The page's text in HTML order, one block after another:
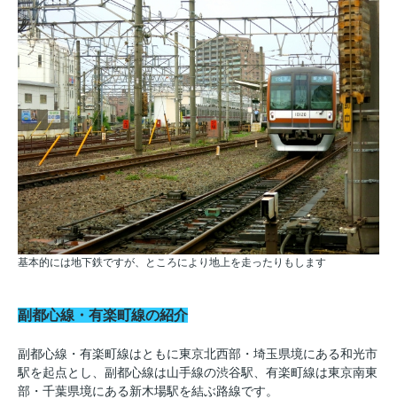
基本的には地下鉄ですが、ところにより地上を走ったりもします
副都心線・有楽町線の紹介
副都心線・有楽町線はともに東京北西部・埼玉県境にある和光市
駅を起点とし、副都心線は山手線の渋谷駅、有楽町線は東京南東
部・千葉県境にある新木場駅を結ぶ路線です。